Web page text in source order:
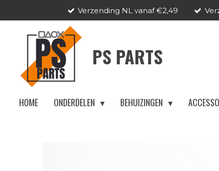
hoofdinhoud
Verzending NL vanaf €2,49
PS PARTS
HOME ONDERDELEN BEHUIZINGEN